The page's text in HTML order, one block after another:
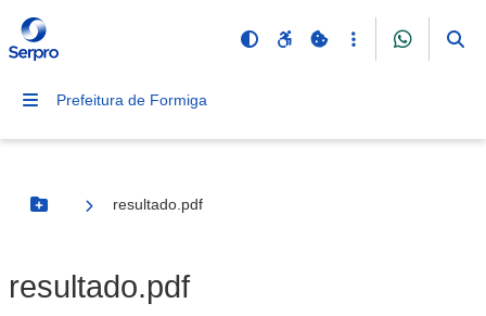
Prefeitura de Formiga
Botão Menu
resultado.pdf
resultado.pdf